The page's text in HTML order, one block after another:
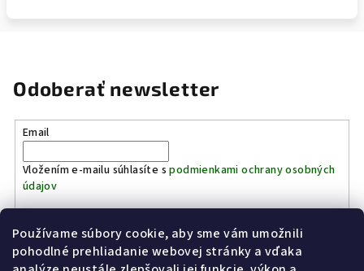
Používame súbory cookie, aby sme vám umožnili
pohodlné prehliadanie webovej stránky a vďaka
Odoberať newsletter
Email
Vložením e-mailu súhlasíte spodmienkami ochrany osobných
údajov
Prihlásiť sa